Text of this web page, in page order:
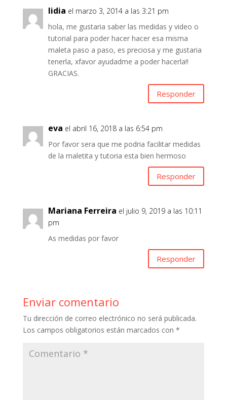
o
k
p
p
ti
r
lidia el marzo 3, 2014 a las 3:21 pm
hola, me gustaria saber las medidas y video o
tutorial para poder hacer hacer esa misma
maleta paso a paso, es preciosa y me gustaria
tenerla, xfavor ayudadme a poder hacerla!!
GRACIAS.
Responder
eva el abril 16, 2018 a las 6:54 pm
Por favor sera que me podria facilitar medidas
de la maletita y tutoria esta bien hermoso
Responder
Mariana Ferreira el julio 9, 2019 a las 10:11
pm
As medidas por favor
Responder
Enviar comentario
Tu dirección de correo electrónico no será publicada.
Los campos obligatorios están marcados con *